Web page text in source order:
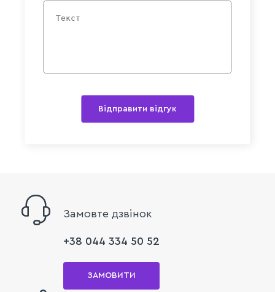
Відправити відгук
Замовте дзвінок
+38 044 334 50 52
ЗАМОВИТИ